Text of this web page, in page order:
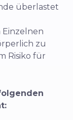
überlastet
Einzelnen
zu
Risiko für